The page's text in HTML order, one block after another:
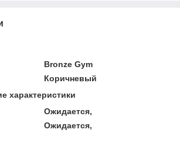
Bronze Gym
Коричневый
характеристики
Ожидается,
Ожидается,